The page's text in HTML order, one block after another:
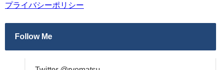
プライバシーポリシー
Follow Me